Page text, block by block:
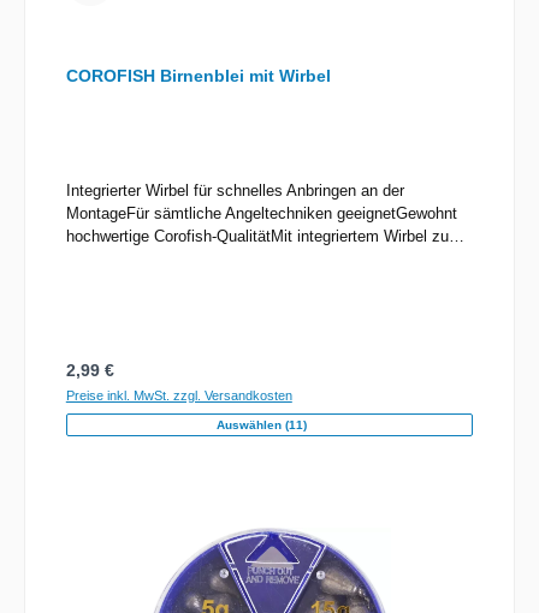
COROFISH Birnenblei mit Wirbel
Integrierter Wirbel für schnelles Anbringen an der
MontageFür sämtliche Angeltechniken geeignetGewohnt
hochwertige Corofish-QualitätMit integriertem Wirbel zum
Regulärer Preis:
2,99 €
Preise inkl. MwSt. zzgl. Versandkosten
Auswählen (11)